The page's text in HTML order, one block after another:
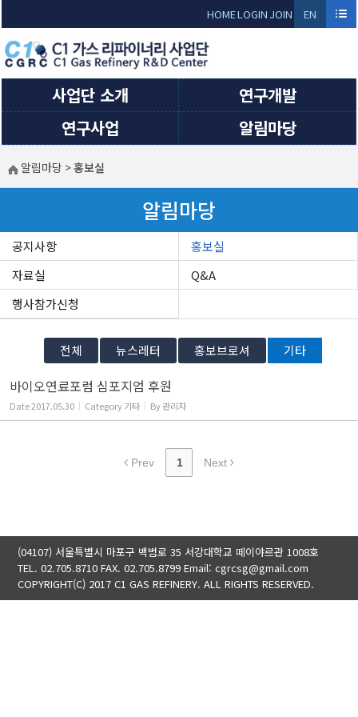
HOMELOGIN JOIN
EN
사업단 소개
연구개발
연구사업
알림마당
알림마당 >홍보실
알림마당
공지사항
홍보실
자료실
Q&A
행사참가신청
전체 뉴스레터 홍보브로셔 기타
바이오연료포럼 심포지엄 후원
Date2017.05.30 Category기타 By관리자
Prev 1 Next
(04107) 서울특별시 마포구 백범로 35 서강대학교 떼이야르관 1008호
TEL. 02.705.8710 FAX. 02.705.8799 Email: cgrcsg@gmail.com
COPYRIGHT(C) 2017 C1 GAS REFINERY. ALL RIGHTS RESERVED.